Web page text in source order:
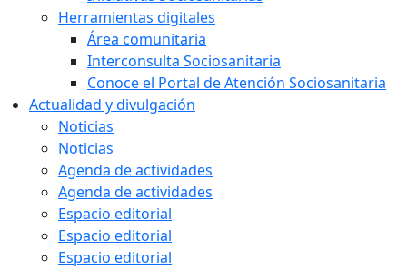
Herramientas digitales
Área comunitaria
Interconsulta Sociosanitaria
Conoce el Portal de Atención Sociosanitaria
Actualidad y divulgación
Noticias
Noticias
Agenda de actividades
Agenda de actividades
Espacio editorial
Espacio editorial
Espacio editorial